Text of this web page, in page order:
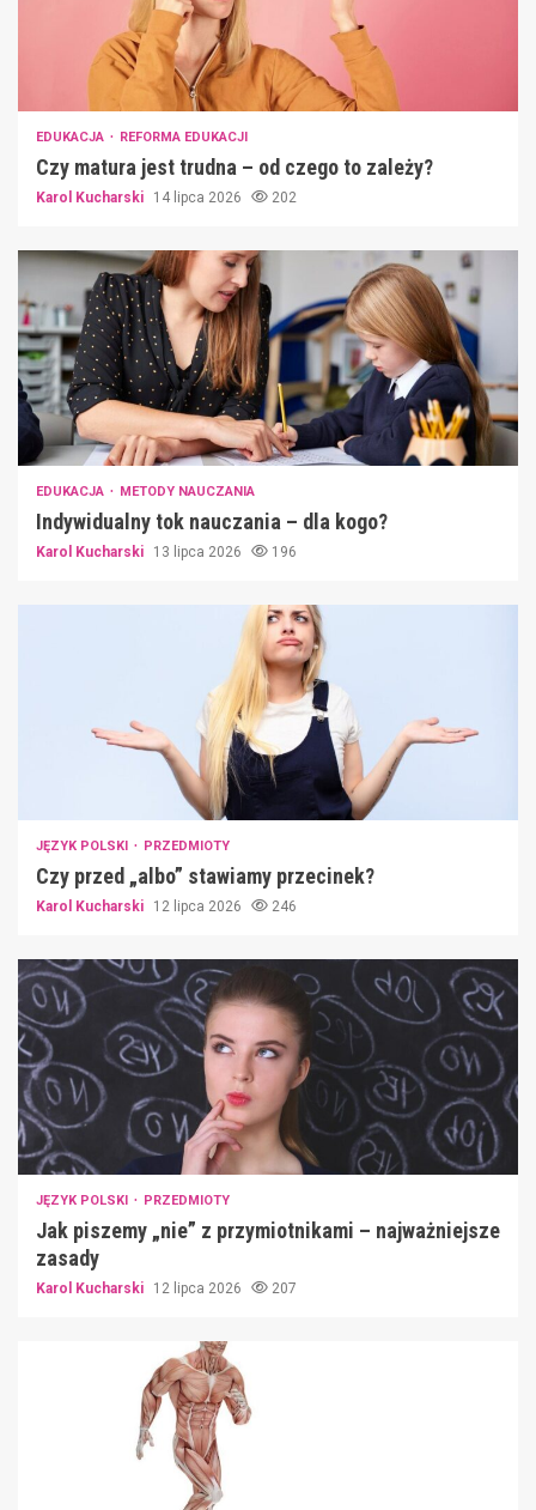
EDUKACJA REFORMA EDUKACJI
Czy matura jest trudna – od czego to zależy?
Karol Kucharski 14 lipca 2026 202
EDUKACJA METODY NAUCZANIA
Indywidualny tok nauczania – dla kogo?
Karol Kucharski 13 lipca 2026 196
JĘZYK POLSKI PRZEDMIOTY
Czy przed „albo” stawiamy przecinek?
Karol Kucharski 12 lipca 2026 246
JĘZYK POLSKI PRZEDMIOTY
Jak piszemy „nie” z przymiotnikami – najważniejsze
zasady
Karol Kucharski 12 lipca 2026 207